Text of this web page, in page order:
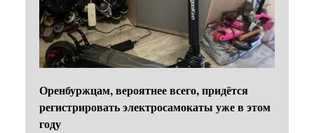
Оренбуржцам, вероятнее всего, придётся
регистрировать электросамокаты уже в этом
году